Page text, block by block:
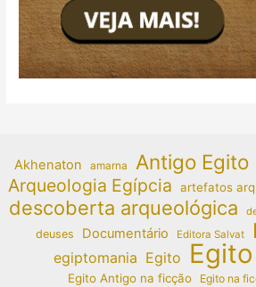
Akhenaton amarna Antigo Egito
Arqueologia Egípcia artefatos
descoberta arqueológica
deuses Documentário Editora Salvat
egiptomania Egito
Egito Antigo na ficção Egito na